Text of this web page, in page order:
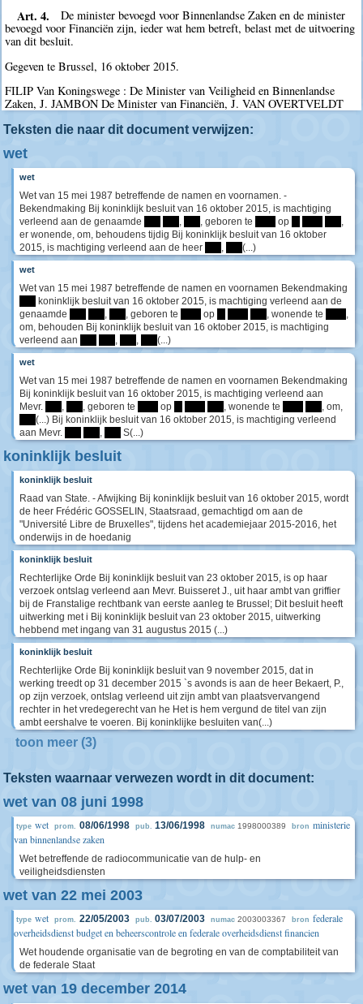
Art. 4.
De minister bevoegd voor Binnenlandse Zaken en de minister
bevoegd voor Financiën zijn, ieder wat hem betreft, belast met de uitvoering
van dit besluit.
Gegeven te Brussel, 16 oktober 2015.
FILIP Van Koningswege : De Minister van Veiligheid en Binnenlandse
Zaken, J. JAMBON De Minister van Financiën, J. VAN OVERTVELDT
Teksten die naar dit document verwijzen:
wet
wet
Wet van 15 mei 1987 betreffende de namen en voornamen. -
Bekendmaking Bij koninklijk besluit van 16 oktober 2015, is machtiging
verleend aan de genaamde
, geboren te op
er wonende, om, behoudens tijdig Bij koninklijk besluit van 16 oktober
2015, is machtiging verleend aan de heer
(...)
wet
Wet van 15 mei 1987 betreffende de namen en voornamen Bekendmaking
koninklijk besluit van 16 oktober 2015, is machtiging verleend aan de
genaamde
, geboren te op , wonende te
om, behouden Bij koninklijk besluit van 16 oktober 2015, is machtiging
verleend aan
(...)
wet
Wet van 15 mei 1987 betreffende de namen en voornamen Bekendmaking
Bij koninklijk besluit van 16 oktober 2015, is machtiging verleend aan
Mevr.
, geboren te op , wonende te
, om,
(...) Bij koninklijk besluit van 16 oktober 2015, is machtiging verleend
aan Mevr.
S(...)
koninklijk besluit
koninklijk besluit
Raad van State. - Afwijking Bij koninklijk besluit van 16 oktober 2015, wordt
de heer Frédéric GOSSELIN, Staatsraad, gemachtigd om aan de
"Université Libre de Bruxelles", tijdens het academiejaar 2015-2016, het
onderwijs in de hoedanig
koninklijk besluit
Rechterlijke Orde Bij koninklijk besluit van 23 oktober 2015, is op haar
verzoek ontslag verleend aan Mevr. Buisseret J., uit haar ambt van griffier
bij de Franstalige rechtbank van eerste aanleg te Brussel; Dit besluit heeft
uitwerking met i Bij koninklijk besluit van 23 oktober 2015, uitwerking
hebbend met ingang van 31 augustus 2015 (...)
koninklijk besluit
Rechterlijke Orde Bij koninklijk besluit van 9 november 2015, dat in
werking treedt op 31 december 2015 `s avonds is aan de heer Bekaert, P.,
op zijn verzoek, ontslag verleend uit zijn ambt van plaatsvervangend
rechter in het vredegerecht van he Het is hem vergund de titel van zijn
ambt eershalve te voeren. Bij koninklijke besluiten van(...)
toon meer (3)
Teksten waarnaar verwezen wordt in dit document:
wet van 08 juni 1998
type wet prom. 08/06/1998 pub. 13/06/1998 numac 1998000389 bron ministerie
van binnenlandse zaken
Wet betreffende de radiocommunicatie van de hulp- en
veiligheidsdiensten
wet van 22 mei 2003
type wet prom. 22/05/2003 pub. 03/07/2003 numac 2003003367 bron federale
overheidsdienst budget en beheerscontrole en federale overheidsdienst financien
Wet houdende organisatie van de begroting en van de comptabiliteit van
de federale Staat
wet van 19 december 2014